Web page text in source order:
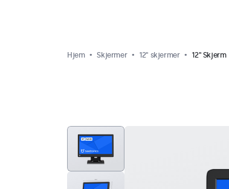
Hjem Skjermer 12" skjermer 12" Skjerm